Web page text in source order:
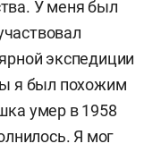
У меня был
экспедиции
я был похожим
умер в 1958
Я мог